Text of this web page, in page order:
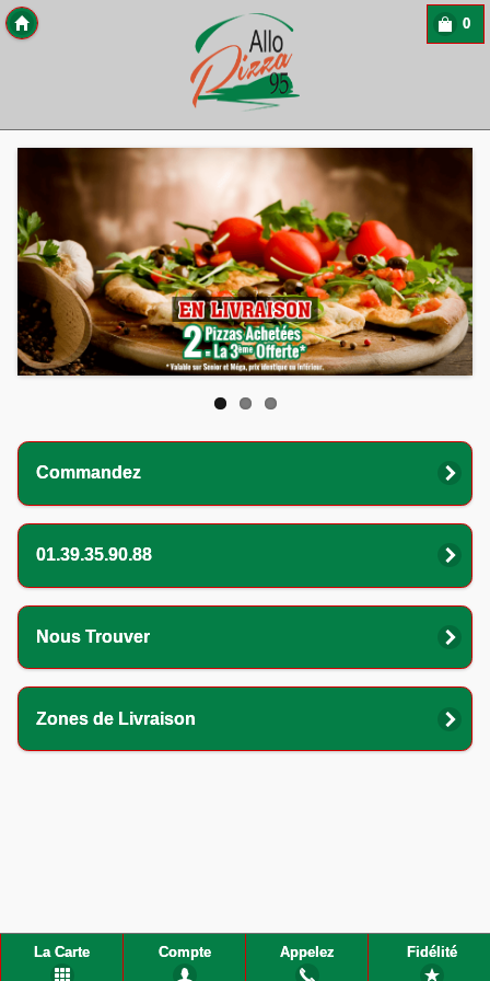
0
Commandez
01.39.35.90.88
Nous Trouver
Zones de Livraison
La Carte Compte Appelez Fidélité
Copyright 2013 Des-Click Com